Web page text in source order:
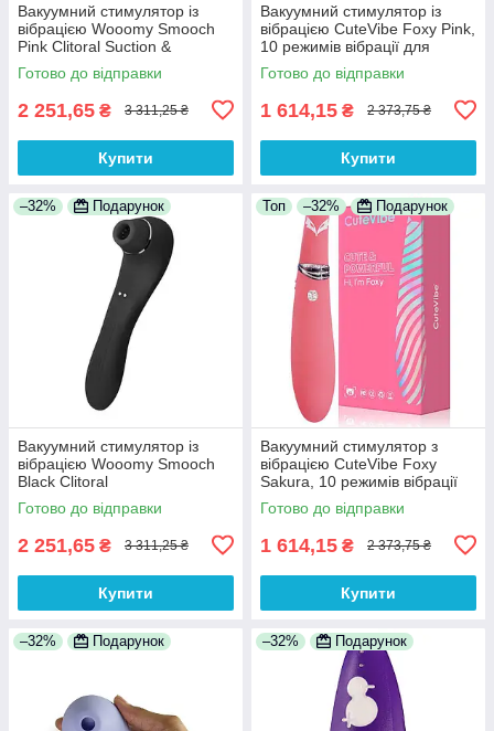
Вакуумний стимулятор із
вібрацією Wooomy Smooch
Pink Clitoral Suction &
Vibration, 10х2 режимів
Готово до відправки
2 251,65 ₴ 3 311,25 ₴
Купити
Вакуумний стимулятор із
вібрацією CuteVibe Foxy Pink,
10 режимів вібрації для
глибокої стимуляції точки G
Готово до відправки
1 614,15 ₴ 2 373,75 ₴
Купити
–32% Подарунок
Вакуумний стимулятор із
вібрацією Wooomy Smooch
Black Clitoral
Suction&Vibration
Готово до відправки
2 251,65 ₴ 3 311,25 ₴
Купити
Топ –32% Подарунок
Вакуумний стимулятор з
вібрацією CuteVibe Foxy
Sakura, 10 режимів вібрації
для глибокої стимуляції точки
G
Готово до відправки
1 614,15 ₴ 2 373,75 ₴
Купити
–32% Подарунок –32% Подарунок